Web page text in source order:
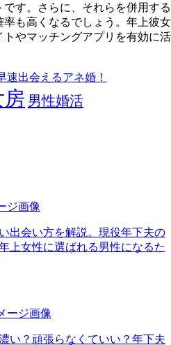
す。さらに、それらを併用する
も高くなるでしょう。 年上彼女
やマッチングアプリを有効に活
男性婚活
出会い方を解説。現役年下夫の
上女性に選ばれる男性になるた
い？頑張らなくていい？年下夫